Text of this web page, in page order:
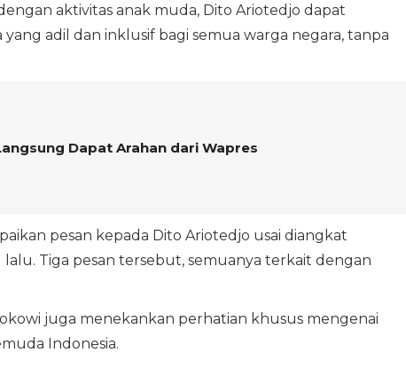
aktivitas anak muda, Dito Ariotedjo dapat
adil dan inklusif bagi semua warga negara, tanpa
Dapat Arahan dari Wapres
pesan kepada Dito Ariotedjo usai diangkat
Tiga pesan tersebut, semuanya terkait dengan
juga menekankan perhatian khusus mengenai
Indonesia.